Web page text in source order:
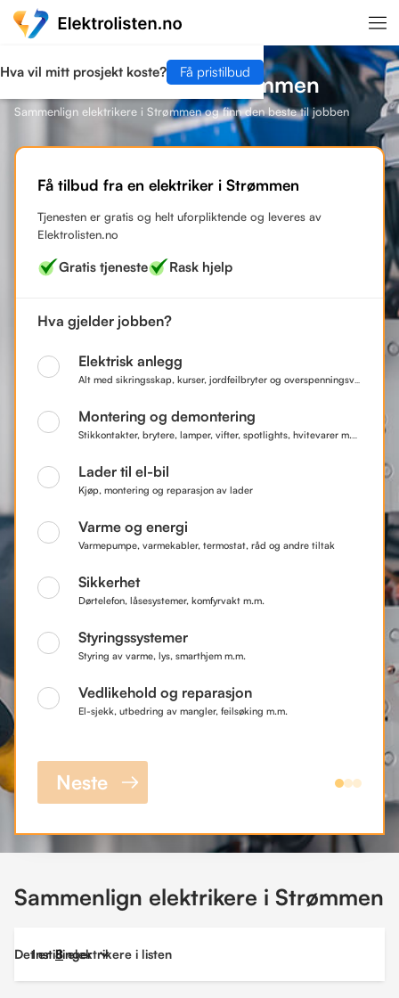
Hva vil mitt prosjekt koste? Få pristilbud
Finn en elektriker i Strømmen
Sammenlign elektrikere i Strømmen og finn den beste til jobben
Få tilbud fra en elektriker i Strømmen
Tjenesten er gratis og helt uforpliktende og leveres av
Elektrolisten.no
Gratis tjeneste Rask hjelp
Hva gjelder jobben?
Elektrisk anlegg
Montering og demontering
Lader til el-bil
Kjøp, montering og reparasjon av lader
Varme og energi
Varmepumpe, varmekabler, termostat, råd og andre tiltak
Sikkerhet
Dørtelefon, låsesystemer, komfyrvakt m.m.
Styringssystemer
Styring av varme, lys, smarthjem m.m.
Vedlikehold og reparasjon
El-sjekk, utbedring av mangler, feilsøking m.m.
Neste
Sammenlign elektrikere i Strømmen
Det er 8 elektrikere i listen
Instillinger